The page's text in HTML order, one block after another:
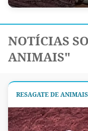
NOTÍCIAS
ANIMAIS"
RESAGATE DE ANIMAIS